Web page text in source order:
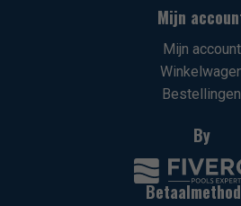
Mijn
Mijn account
Bestellingen
By